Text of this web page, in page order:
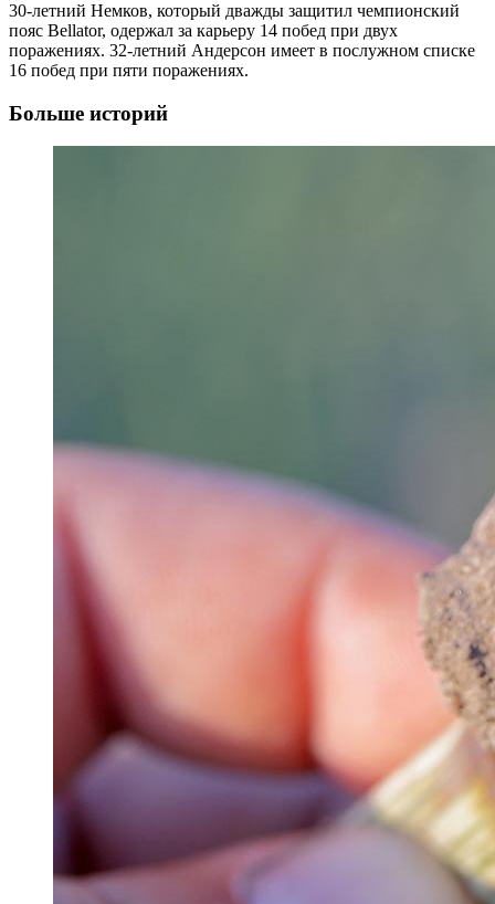
30-летний Немков, который дважды защитил чемпионский
пояс Bellator, одержал за карьеру 14 побед при двух
поражениях. 32-летний Андерсон имеет в послужном списке
16 побед при пяти поражениях.
Больше историй